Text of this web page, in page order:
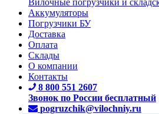
Аккумуляторы
Погрузчики БУ
Доставка
Оплата
Склады
О компании
Контакты
8 800 551 2607
Звонок по России бесплатный
pogruzchik@vilochniy.ru